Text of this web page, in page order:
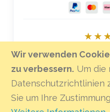
Wir verwenden
zu verbessern. Um die
Datenschutzrichtlinien
Sie um Ihre
Bei